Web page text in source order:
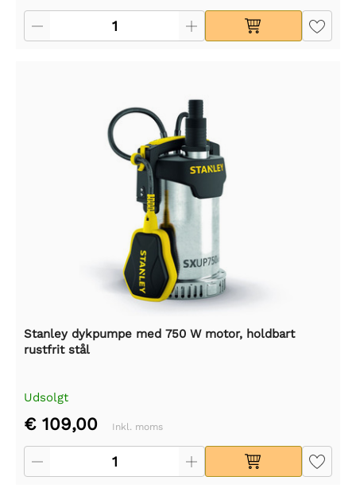
Stanley dykpumpe med 750 W motor, holdbart
rustfrit stål
Udsolgt
€ 109,00 Inkl. moms